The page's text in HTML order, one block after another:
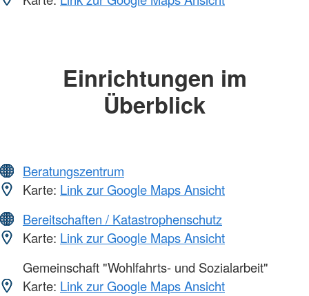
Einrichtungen im
Überblick
Beratungszentrum
Karte: Link zur Google Maps Ansicht
Bereitschaften / Katastrophenschutz
Karte: Link zur Google Maps Ansicht
Gemeinschaft "Wohlfahrts- und Sozialarbeit"
Karte: Link zur Google Maps Ansicht